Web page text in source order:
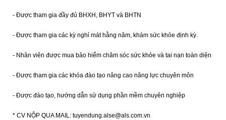
- Được tham gia đầy đủ BHXH, BHYT và BHTN
- Được tham gia các kỳ nghỉ mát hằng năm, khám sức khỏe định kỳ.
- Nhân viên được mua bảo hiểm chăm sóc sức khỏe và tai nạn toàn diện
- Được tham gia các khóa đào tạo nâng cao năng lực chuyên môn
- Được đào tạo, hướng dẫn sử dụng phần mềm chuyên nghiệp
* CV NỘP QUA MAIL: tuyendung.alse@als.com.vn